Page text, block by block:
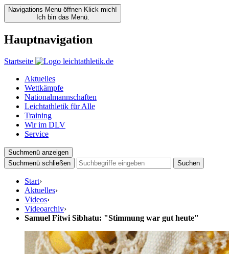
Navigations Menu öffnen Klick mich!
Ich bin das Menü.
Hauptnavigation
Startseite
Aktuelles
Wettkämpfe
Nationalmannschaften
Leichtathletik für Alle
Training
Wir im DLV
Service
Suchmenü anzeigen
Suchmenü schließen
Suchen
Start›
Aktuelles›
Videos›
Videoarchiv›
Samuel Fitwi Sibhatu: "Stimmung war gut heute"